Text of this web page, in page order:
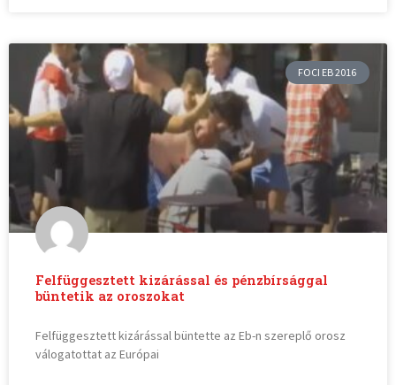
FOCI EB 2016
Felfüggesztett kizárással és pénzbírsággal
büntetik az oroszokat
Felfüggesztett kizárással büntette az Eb-n szereplő orosz
válogatottat az Európai